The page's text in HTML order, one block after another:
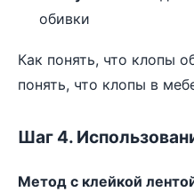
обивки
Как понять, что клопы
понять, что клопы в
Шаг 4.
Метод с клейкой